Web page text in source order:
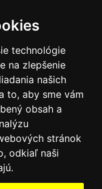
technológie
na zlepšenie
našich
to, aby sme vám
obsah a
stránok
odkiaľ naši